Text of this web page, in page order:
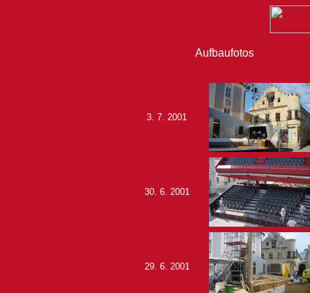
Aufbaufotos
3. 7. 2001
30. 6. 2001
29. 6. 2001